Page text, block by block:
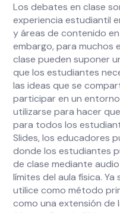
Los debates en clase
experiencia estudiantil
y áreas de contenido
embargo, para muchos
clase pueden suponer
que los estudiantes
las ideas que se
participar en un
utilizarse para hacer
para todos los
Slides, los educadores
donde los estudiantes
de clase mediante
límites del aula física.
utilice como método
como una extensión de